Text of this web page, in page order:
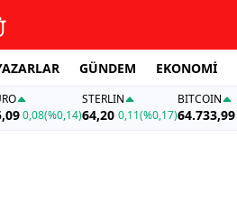
GÜNDEM EKONOMİ
0,08(%0,14)
STERLIN
64,20 0,11(%0,17)
BITCOIN
64.733,99